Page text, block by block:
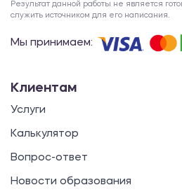
Результат данной работы не является
служить источником для его написания.
Мы принимаем:
Клиентам
Услуги
Калькулятор
Вопрос-ответ
Новости образования